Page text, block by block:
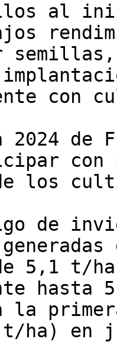
al
con
2024
de los
de
5,1 t/
a la
t/ha)